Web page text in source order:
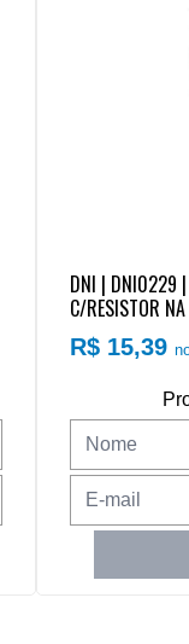
DNI | DNI0229 |
C/RESISTOR
(4 TERMINAIS)
R$ 15,39